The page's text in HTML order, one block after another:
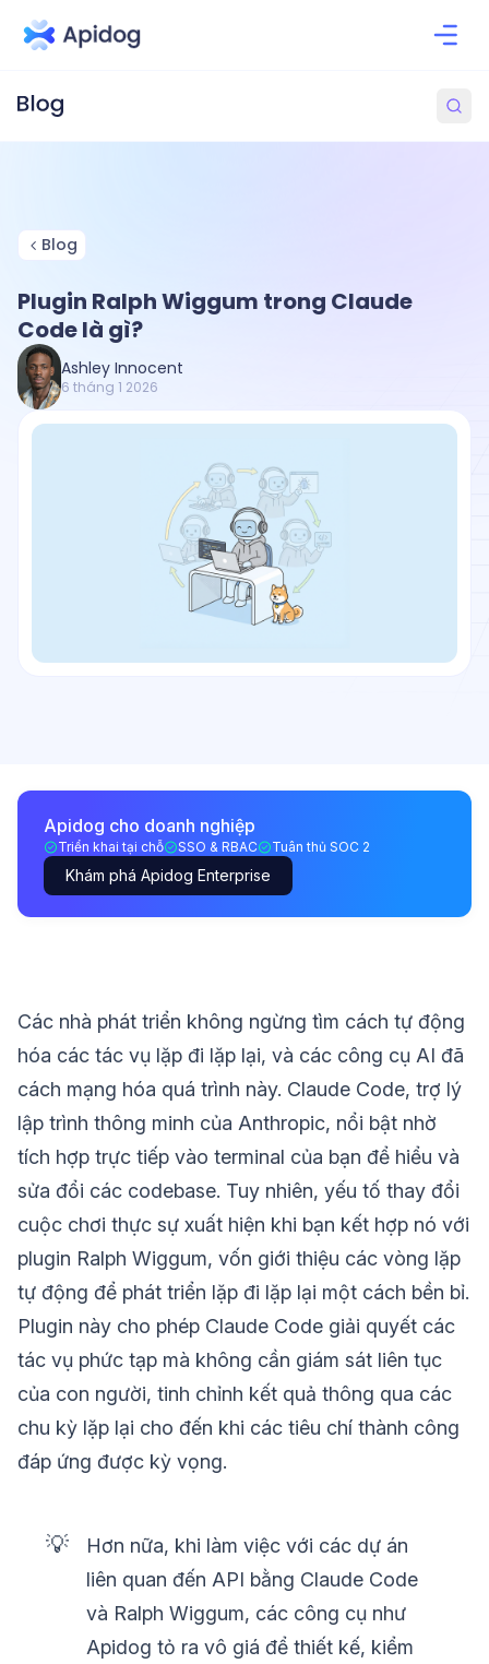
Blog
Plugin Ralph Wiggum trong Claude
Code là gì?
Ashley Innocent
6 tháng 1 2026
Apidog cho doanh nghiệp
Triển khai tại chỗ SSO & RBAC Tuân thủ SOC 2
Khám phá Apidog Enterprise
Các nhà phát triển không ngừng tìm cách tự động
hóa các tác vụ lặp đi lặp lại, và các công cụ AI đã
cách mạng hóa quá trình này. Claude Code, trợ lý
lập trình thông minh của Anthropic, nổi bật nhờ
tích hợp trực tiếp vào terminal của bạn để hiểu và
sửa đổi các codebase. Tuy nhiên, yếu tố thay đổi
cuộc chơi thực sự xuất hiện khi bạn kết hợp nó với
plugin Ralph Wiggum, vốn giới thiệu các vòng lặp
tự động để phát triển lặp đi lặp lại một cách bền bỉ.
Plugin này cho phép Claude Code giải quyết các
tác vụ phức tạp mà không cần giám sát liên tục
của con người, tinh chỉnh kết quả thông qua các
chu kỳ lặp lại cho đến khi các tiêu chí thành công
đáp ứng được kỳ vọng.
💡
Hơn nữa, khi làm việc với các dự án
liên quan đến API bằng Claude Code
và Ralph Wiggum, các công cụ như
Apidog tỏ ra vô giá để thiết kế, kiểm